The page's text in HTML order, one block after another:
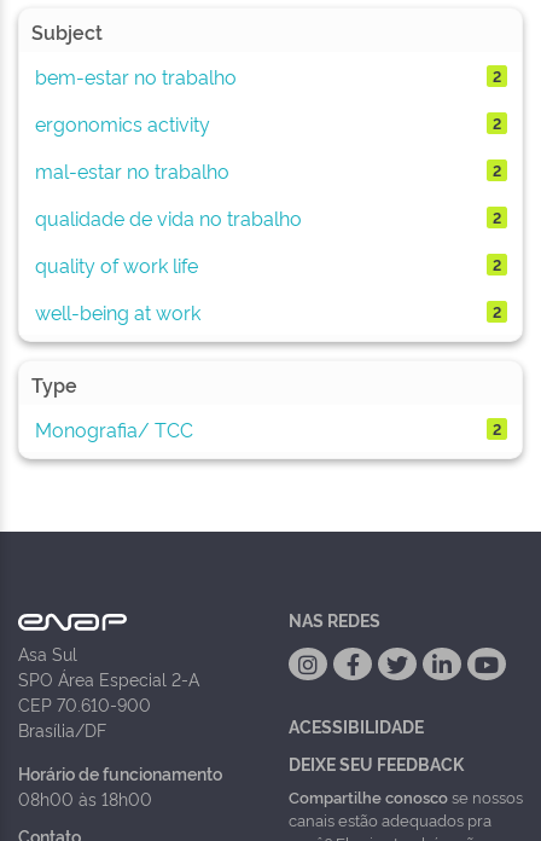
Subject
bem-estar no trabalho
2
ergonomics activity 2
mal-estar no trabalho 2
qualidade de vida no trabalho 2
quality of work life 2
well-being at work 2
Type
Monografia/ TCC
2
Asa Sul
SPO Área Especial 2-A
CEP 70.610-900
Brasília/DF
Horário de funcionamento
08h00 às 18h00
Contato
NAS REDES
ACESSIBILIDADE
DEIXE SEU FEEDBACK
Compartilhe conoscose nossos
canais estão adequados pra